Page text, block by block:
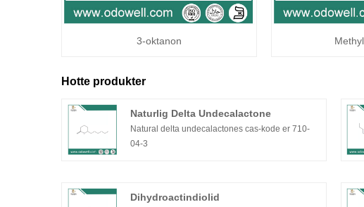
3-oktanon
Hotte produkter
Naturlig Delta Undecalactone
Natural delta undecalactones cas-kode er 710-
04-3
Dihydroactindiolid